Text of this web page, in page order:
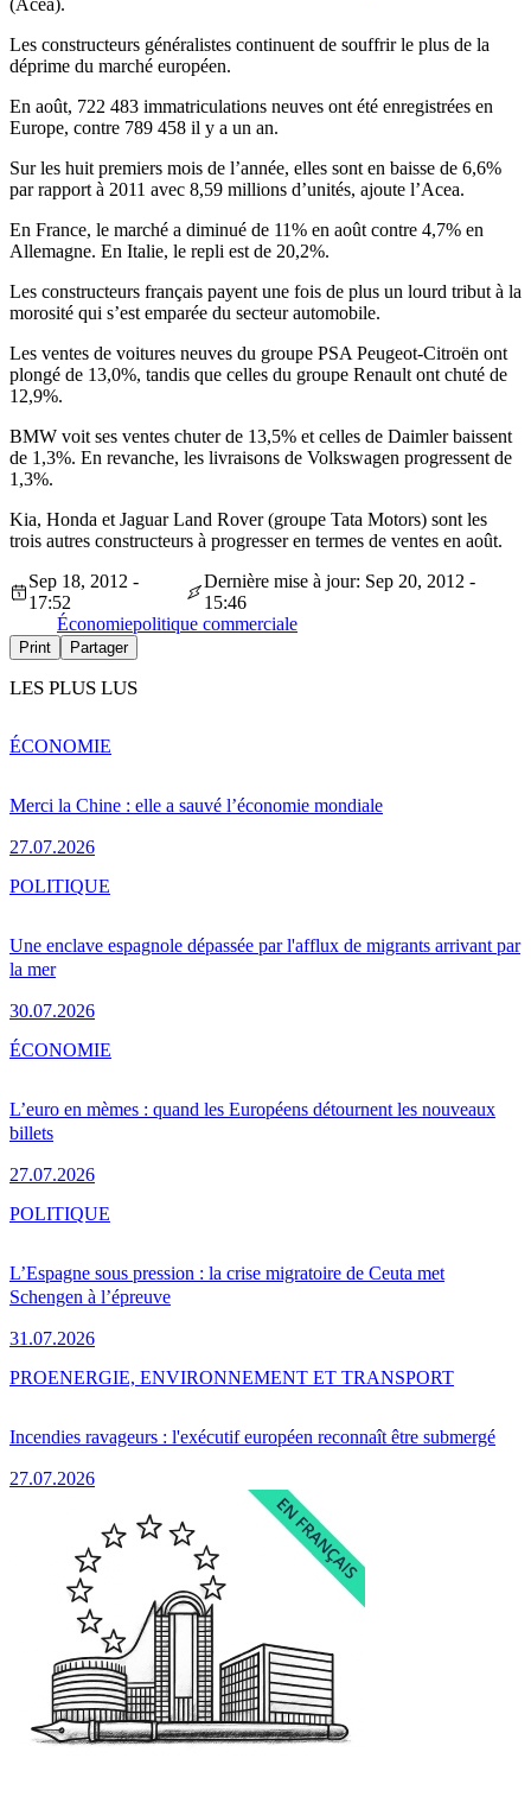
(Acea).
Les constructeurs généralistes continuent de souffrir le plus de la
déprime du marché européen.
En août, 722 483 immatriculations neuves ont été enregistrées en
Europe, contre 789 458 il y a un an.
Sur les huit premiers mois de l’année, elles sont en baisse de 6,6%
par rapport à 2011 avec 8,59 millions d’unités, ajoute l’Acea.
En France, le marché a diminué de 11% en août contre 4,7% en
Allemagne. En Italie, le repli est de 20,2%.
Les constructeurs français payent une fois de plus un lourd tribut à la
morosité qui s’est emparée du secteur automobile.
Les ventes de voitures neuves du groupe PSA Peugeot-Citroën ont
plongé de 13,0%, tandis que celles du groupe Renault ont chuté de
12,9%.
BMW voit ses ventes chuter de 13,5% et celles de Daimler baissent
de 1,3%. En revanche, les livraisons de Volkswagen progressent de
1,3%.
Kia, Honda et Jaguar Land Rover (groupe Tata Motors) sont les
trois autres constructeurs à progresser en termes de ventes en août.
Sep 18, 2012 -
17:52
Dernière mise à jour: Sep 20, 2012 -
15:46
Économiepolitique commerciale
Print Partager
LES PLUS LUS
Merci la Chine : elle a sauvé l’économie mondiale
27.07.2026
ÉCONOMIE
Une enclave espagnole dépassée par l'afflux de migrants arrivant par
la mer
30.07.2026
POLITIQUE
L’euro en mèmes : quand les Européens détournent les nouveaux
billets
27.07.2026
ÉCONOMIE
L’Espagne sous pression : la crise migratoire de Ceuta met
Schengen à l’épreuve
31.07.2026
POLITIQUE
Incendies ravageurs : l'exécutif européen reconnaît être submergé
27.07.2026
PROENERGIE, ENVIRONNEMENT ET TRANSPORT